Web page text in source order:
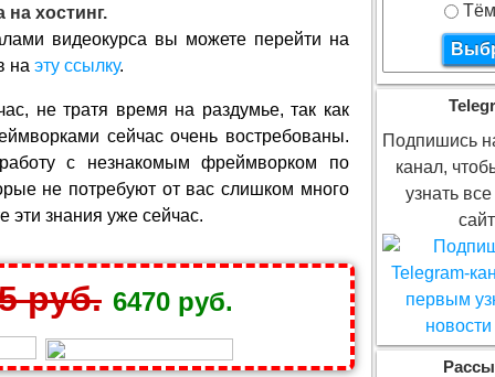
хостинг.
видеокурса вы можете перейти на
на эту ссылку.
не тратя время на раздумье, так как
сейчас очень востребованы.
с незнакомым фреймворком по
не потребуют от вас слишком много
эти знания уже сейчас.
руб. 6470 руб.
Подпишись
канал,
узнать